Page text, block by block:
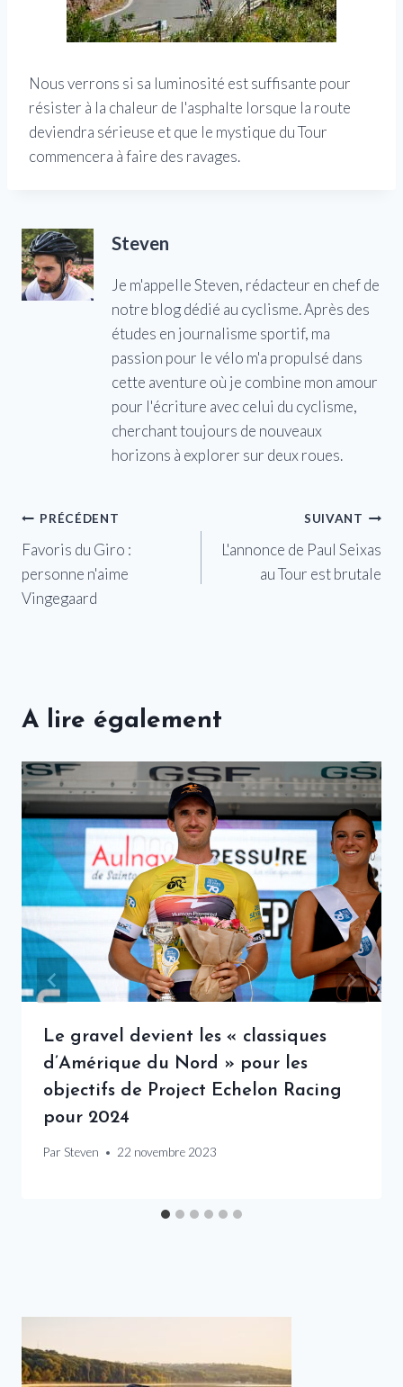
Nous verrons si sa luminosité est suffisante pour
résister à la chaleur de l'asphalte lorsque la route
deviendra sérieuse et que le mystique du Tour
commencera à faire des ravages.
Steven
Je m'appelle Steven, rédacteur en chef de
notre blog dédié au cyclisme. Après des
études en journalisme sportif, ma
passion pour le vélo m'a propulsé dans
cette aventure où je combine mon amour
pour l'écriture avec celui du cyclisme,
cherchant toujours de nouveaux
horizons à explorer sur deux roues.
Navigation
de
l’article
PRÉCÉDENT
Favoris du Giro :
personne n'aime
Vingegaard
SUIVANT
L'annonce de Paul Seixas
au Tour est brutale
A lire également
Le gravel devient les « classiques
d’Amérique du Nord » pour les
objectifs de Project Echelon Racing
pour 2024
Par Steven 22 novembre 2023